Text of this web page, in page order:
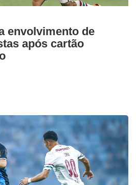
envolvimento de
após cartão